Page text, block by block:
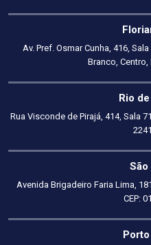
Av. Pref. Osmar Cunha, 416,
Branco,
Rio
Rua Visconde de Pirajá, 414, Sala
São
Avenida Brigadeiro Faria Lima,
CEP: